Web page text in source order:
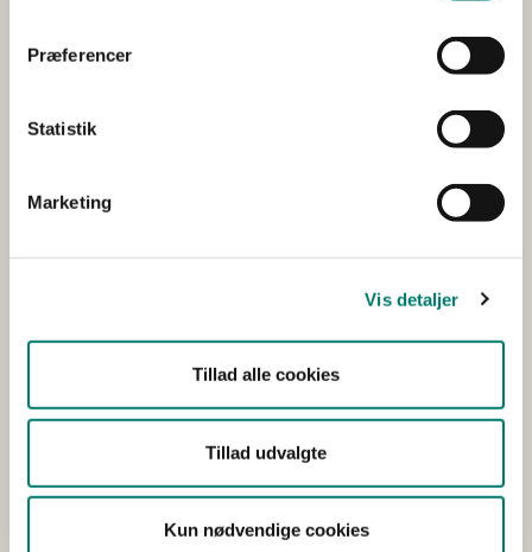
Præferencer
Statistik
Marketing
Vis detaljer
Tillad alle cookies
Tillad udvalgte
Kun nødvendige cookies
Rådet finder jf. § 3 i bekendtgørelse nr. 1712 af 15.
december 2015 om forelæggelse af veterinærfaglige
spørgsmål for Det veterinære Sundhedsråd, det muligt
at udtale sig på baggrund af følgende dyrlægefaglige
er mager, har udspillet bug, krummet ryg og
besværet gang, Beskrivelsen af tilstedeværelse af
af blodtilblandet væske i bughulen.
Den kliniske beskrivelse af et fluktuerende indhold i
berøring af bugvæg.